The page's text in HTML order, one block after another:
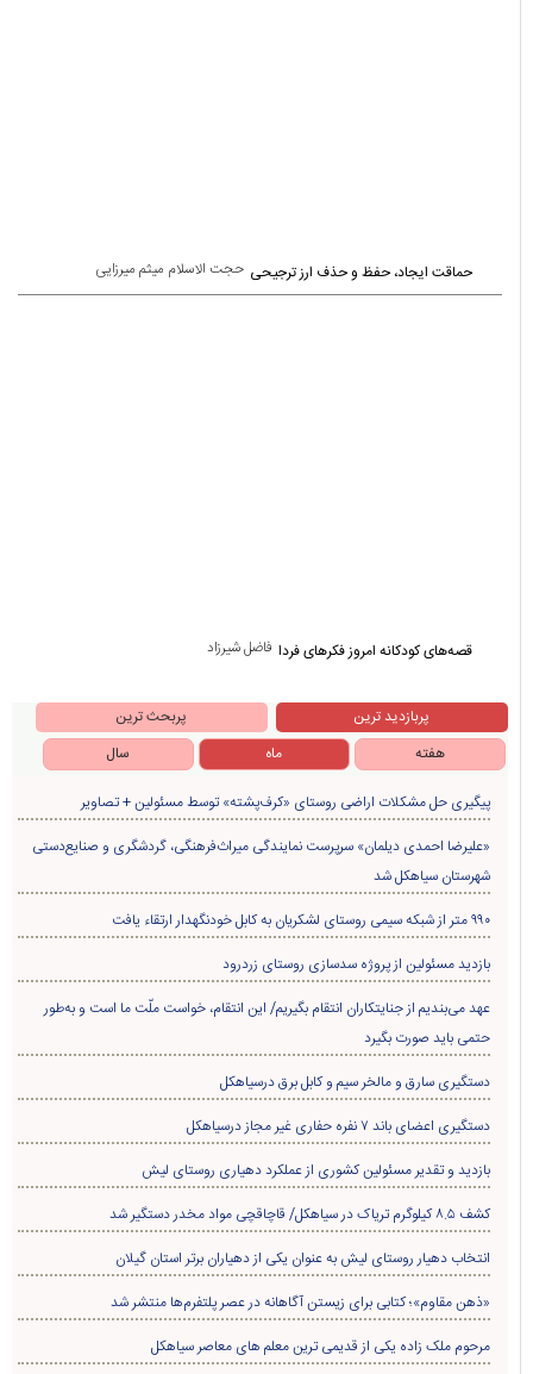
حجت الاسلام میثم میرزایی حماقت ایجاد، حفظ و حذف ارز ترجیحی
فاضل شیرزاد قصه‌های کودکانه امروز فکرهای فردا
پربازدید ترین
پربحث ترین
هفته
ماه سال
پیگیری حل مشکلات اراضی روستای «کرف‌پشته» توسط مسئولین + تصاویر
«علیرضا احمدی دیلمان» سرپرست نمایندگی میراث‌فرهنگی، گردشگری و صنایع‌دستی
شهرستان سیاهکل شد
۹۹۰ متر از شبکه سیمی روستای لشکریان به کابل خودنگهدار ارتقاء یافت
بازدید مسئولین از پروژه سدسازی روستای زردرود
عهد می‌بندیم از جنایتکاران انتقام بگیریم/ این انتقام، خواست ملّت ما است و به‌طور
حتمی باید صورت بگیرد
دستگیری سارق و مالخر سیم و کابل برق درسیاهکل
دستگیری اعضای باند ۷ نفره حفاری غير مجاز درسیاهکل
بازدید و تقدیر مسئولین کشوری از عملکرد دهیاری روستای لیش
کشف ۸.۵ کیلوگرم تریاک در سیاهکل/ قاچاقچی مواد مخدر دستگیر شد
انتخاب دهیار روستای لیش به عنوان یکی از دهیاران برتر استان گیلان
«ذهن مقاوم»؛ کتابی برای زیستن آگاهانه در عصر پلتفرم‌ها منتشر شد
مرحوم ملک زاده یکی از قدیمی ترین معلم های معاصر سیاهکل